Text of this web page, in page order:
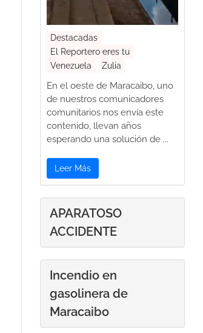
Destacadas
El Reportero eres tu
Venezuela
Zulia
En el oeste de Maracaibo, uno
de nuestros comunicadores
comunitarios nos envía este
contenido, llevan años
esperando una solución de ...
Leer Más
APARATOSO
ACCIDENTE
Incendio en
gasolinera de
Maracaibo